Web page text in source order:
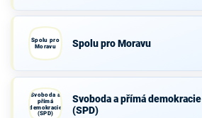
Spolu pro
Moravu
Spolu pro Moravu
Svoboda a
přímá
demokracie
(SPD)
Svoboda a přímá demokracie
(SPD)